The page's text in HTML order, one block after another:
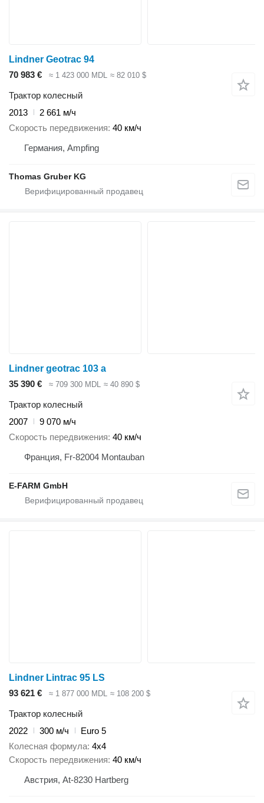
Lindner Geotrac 94
70 983 €
≈ 1 423 000 MDL ≈ 82 010 $
Трактор колесный
2013
2 661 м/ч
Скорость передвижения 40 км/ч
Германия, Ampfing
Thomas Gruber KG
Lindner geotrac 103 a
35 390 €
≈ 709 300 MDL ≈ 40 890 $
Трактор колесный
2007
9 070 м/ч
Скорость передвижения 40 км/ч
Франция, Fr-82004 Montauban
E-FARM GmbH
Lindner Lintrac 95 LS
93 621 €
≈ 1 877 000 MDL ≈ 108 200 $
Трактор колесный
2022
300 м/ч
Euro 5
Колесная формула 4x4
Скорость передвижения 40 км/ч
Австрия, At-8230 Hartberg